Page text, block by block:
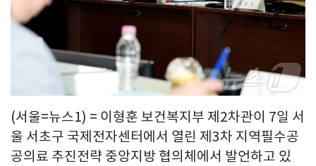
(서울=뉴스1) = 이형훈 보건복지부 제2차관이 7일 서
울 서초구 국제전자센터에서 열린 제3차 지역필수공
공의료 추진전략 중앙지방 협의체에서 발언하고 있